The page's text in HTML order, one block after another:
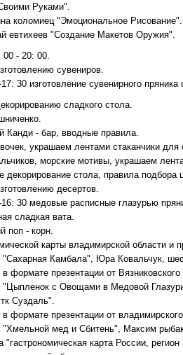
Руками".
коломиец "Эмоциональное Рисование".
евтихеев "Создание Макетов Оружия".
- 20: 00.
сувениров.
30 изготовление сувенирного
сладкого стола.
Канди - бар, вводные правила.
украшаем лентами стаканчики для
морские мотивы, украшаем
декорирование стола, правила подбора
десертов.
30 медовые расписные глазурью
сладкая вата.
поп - корн.
карты владимирской области и
"Сахарная Камбала", Юра Ковальчук,
формате презентации от
"Цыпленок с Овощами в Медовой
Суздаль".
формате презентации от
"Хмельной мед и Сбитень", Максим
карта России,